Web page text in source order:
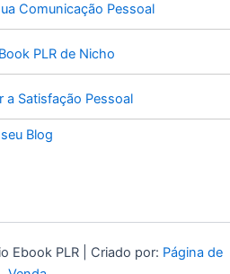
Comunicação Pessoal
PLR de Nicho
a Satisfação Pessoal
Blog
Ebook PLR | Criado por: Página de